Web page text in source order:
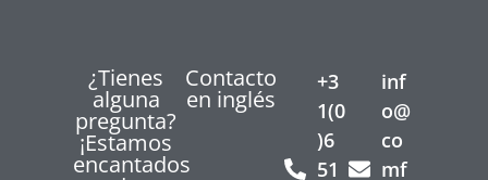
¿Tienes
alguna
pregunta?
¡Estamos
encantados
Contacto
en inglés
+3
1(0
)6
51
inf
o@
co
mf